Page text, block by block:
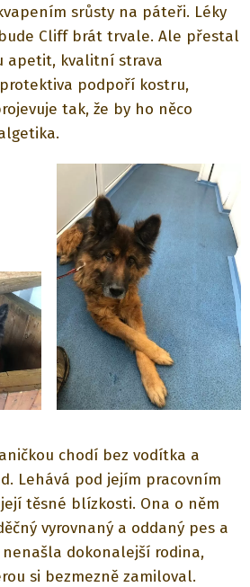
srůsty na páteři. Léky
Cliff brát trvale. Ale přestal
apetit, kvalitní strava
podpoří kostru,
tak, že by ho něco
chodí bez vodítka a
Lehává pod jejím pracovním
těsné blízkosti. Ona o něm
vyrovnaný a oddaný pes a
dokonalejší rodina,
si bezmezně zamiloval.